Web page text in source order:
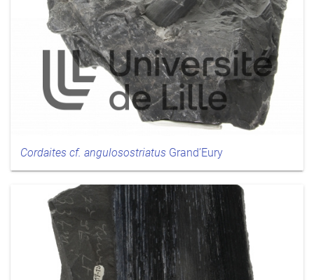
Cordaites cf. angulosostriatus Grand’Eury